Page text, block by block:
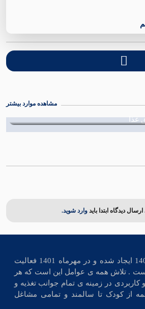
مشاهده موارد بیشتر
دیدگاه ابتدا باید وارد شوید.
مگ فود در آذر ماه 1400 ایجاد شده و در مهرماه 1401 فعالیت
. تلاش همه ی عوامل این است که هر
کاربردی در زمینه ی تمام جوانب تغذیه و
از کودک تا سالمند و تمامی مشاغل